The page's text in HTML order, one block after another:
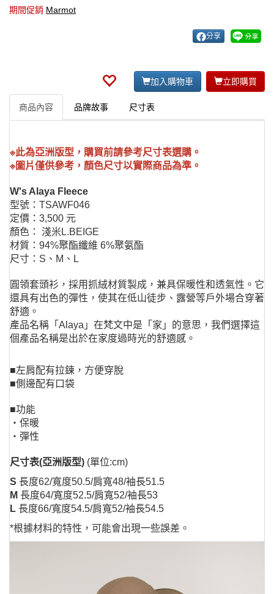
期間促銷 Marmot
分享
加入購物車 立即購買
商品內容 品牌故事 尺寸表
※此為亞洲版型，購買前請參考尺寸表選購。
※圖片僅供參考，顏色尺寸以實際商品為準。
W's Alaya Fleece
型號：TSAWF046
定價：3,500 元
顏色： 淺米L.BEIGE
材質：94%聚酯纖維 6%聚氨酯
尺寸：S、M、L
圓領套頭衫，採用抓絨材質製成，兼具保暖性和透氣性。它
還具有出色的彈性，使其在低山徒步、露營等戶外場合穿著
舒適。
產品名稱「Alaya」在梵文中是「家」的意思，我們選擇這
個產品名稱是出於在家度過時光的舒適感。
■左肩配有拉鍊，方便穿脫
■側邊配有口袋
■功能
・保暖
・彈性
尺寸表(亞洲版型) (單位:cm)
S 長度62/寬度50.5/肩寬48/袖長51.5
M 長度64/寬度52.5/肩寬52/袖長53
L 長度66/寬度54.5/肩寬52/袖長54.5
*根據材料的特性，可能會出現一些誤差。